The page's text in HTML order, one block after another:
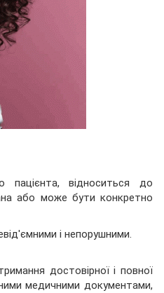
пацієнта, відноситься до
або може бути конкретно
і непорушними.
достовірної і повної
медичними документами,